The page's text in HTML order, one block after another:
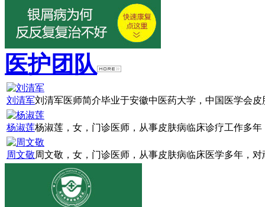
医护团队
刘清军刘清军医师简介毕业于安徽中医药大学，中国医学会
杨淑莲杨淑莲，女，门诊医师，从事皮肤病临床诊疗工作多
周文敬周文敬，女，门诊医师，从事皮肤病临床医学多年，